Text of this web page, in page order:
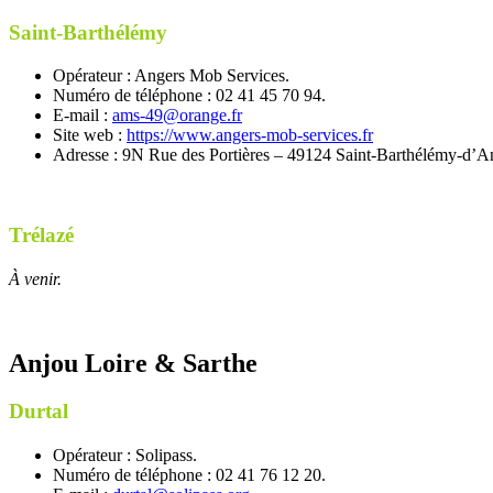
Saint-Barthélémy
Opérateur : Angers Mob Services.
Numéro de téléphone : 02 41 45 70 94.
E-mail : ams-49@orange.fr
Site web : https://www.angers-mob-services.fr
Adresse : 9N Rue des Portières – 49124 Saint-Barthélémy-
Trélazé
À venir.
Anjou Loire & Sarthe
Durtal
Opérateur : Solipass.
Numéro de téléphone : 02 41 76 12 20.